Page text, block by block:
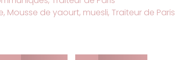
, Mousse de yaourt, muesli, Traiteur de Paris